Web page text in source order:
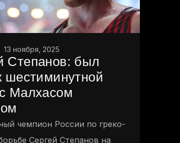
13 ноября, 2025
Степанов: был
шестиминутной
Малхасом
чемпион России по греко-
Сергей Степанов на